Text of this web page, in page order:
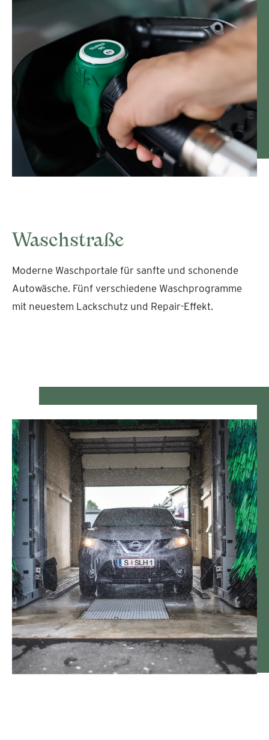
Waschstraße
Moderne Waschportale für sanfte und schonende
Autowäsche. Fünf verschiedene Waschprogramme
mit neuestem Lackschutz und Repair-Effekt.